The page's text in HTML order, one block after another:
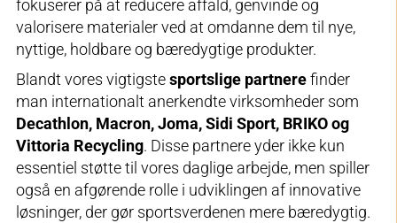
fokuserer på at reducere affald, genvinde og
valorisere materialer ved at omdanne dem til nye,
nyttige, holdbare og bæredygtige produkter.
Blandt vores vigtigstesportslige partnerefinder
man internationalt anerkendte virksomheder som
Decathlon, Macron, Joma, Sidi Sport, BRIKO og
Vittoria Recycling. Disse partnere yder ikke kun
essentiel støtte til vores daglige arbejde, men spiller
også en afgørende rolle i udviklingen af innovative
løsninger, der gør sportsverdenen mere bæredygtig.